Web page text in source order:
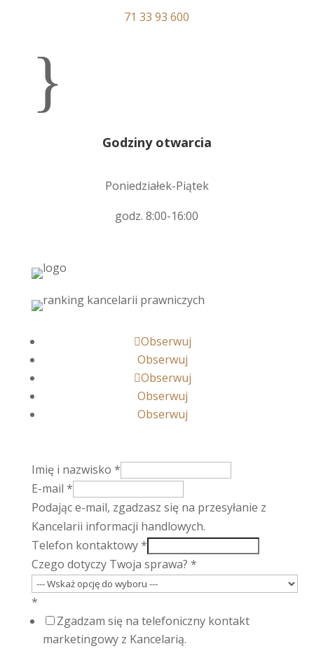
71 33 93 600
}
Godziny otwarcia
Poniedziałek-Piątek
godz. 8:00-16:00
Obserwuj
Obserwuj
Obserwuj
Obserwuj
Obserwuj
Imię i nazwisko *
E-mail *
Podając e-mail, zgadzasz się na przesyłanie z
Kancelarii informacji handlowych.
Telefon kontaktowy*
Czego dotyczy Twoja sprawa? *
*
Zgadzam się na telefoniczny kontakt
marketingowy z Kancelarią.